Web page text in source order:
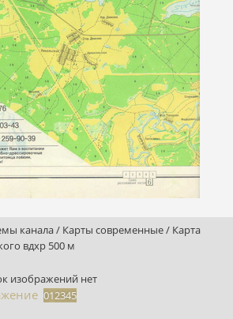
канала/ Карты современные/ Карта
вдхр 500 м
изображений нет